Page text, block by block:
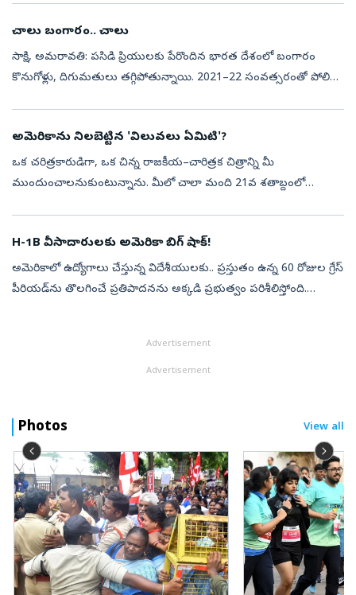
చాలు బంగారం.. చాలు
సాక్షి, అమరావతి: పసిడి ప్రియులకు పేరొందిన భారత దేశంలో బంగారం
కొనుగోళ్లు, దిగుమతులు తగ్గిపోతున్నాయి. 2021–22 సంవత్సరంతో పోలిస్తే
అమెరికాను నిలబెట్టిన 'విలువలు ఏమిటి'?
ఒక చరిత్రకారుడిగా, ఒక చిన్న రాజకీయ–చారిత్రక చిత్రాన్ని మీ
ముందుంచాలనుకుంటున్నాను. మీలో చాలా మంది 21వ శతాబ్దంలో
H-1B వీసాదారులకు అమెరికా బిగ్ షాక్!
అమెరికాలో ఉద్యోగాలు చేస్తున్న విదేశీయులకు.. ప్రస్తుతం ఉన్న 60 రోజుల గ్రేస్
పీరియడ్‌ను తొలగించే ప్రతిపాదనను అక్కడి ప్రభుత్వం పరిశీలిస్తోంది.
Advertisement
Advertisement
Photos View all